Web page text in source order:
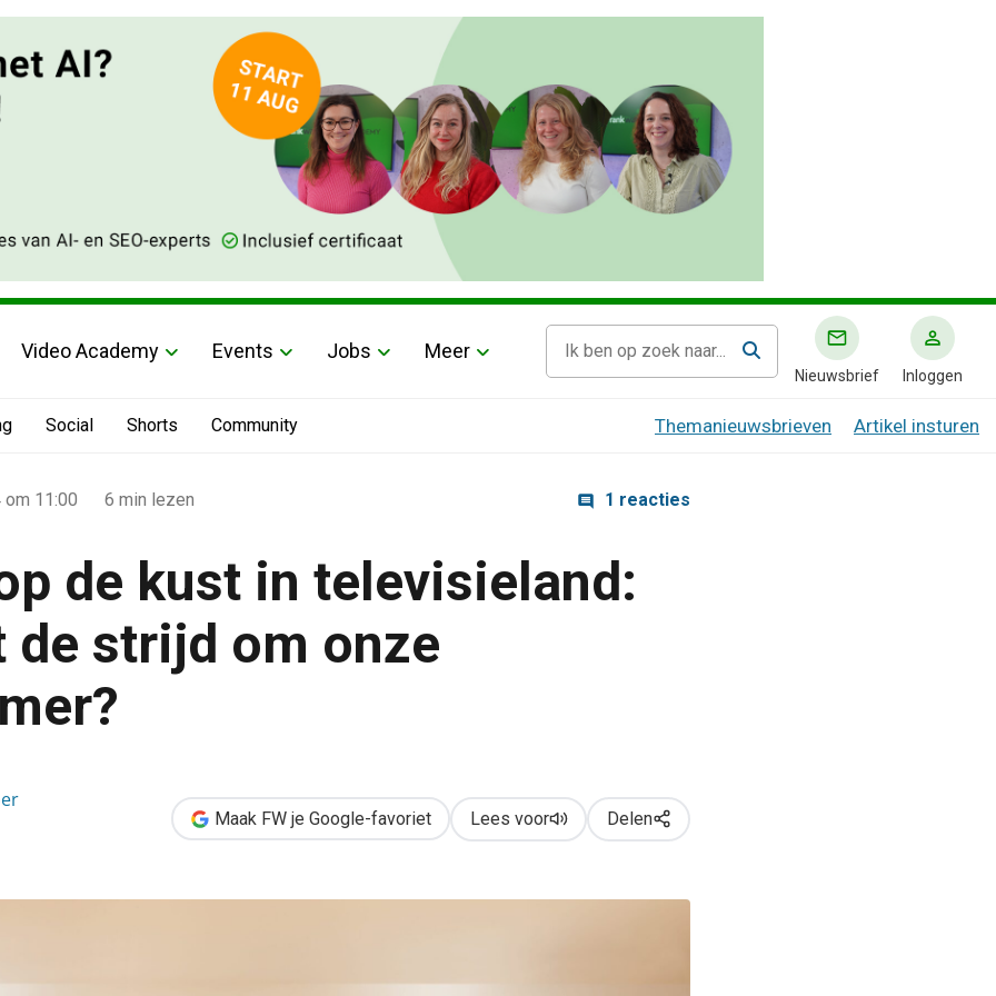
Video Academy Events Jobs Meer
Nieuwsbrief Inloggen
Social Shorts Community Themanieuwsbrieven Artikel insturen
wie wint de strijd om onze woonkamer?
om 11:00 6 min lezen 1 reacties
de kust in televisieland:
de strijd om onze
Maak FW je Google-favoriet Lees voor Delen